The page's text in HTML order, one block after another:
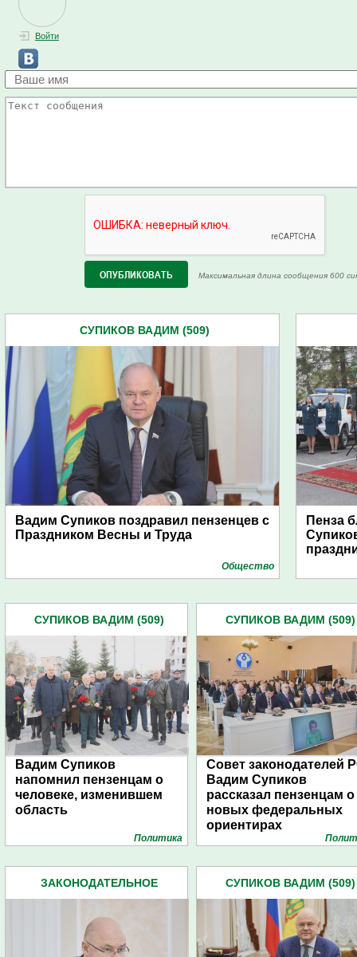
Войти
Максимальная длина сообщения 600
СУПИКОВ ВАДИМ (509)
Вадим Супиков поздравил пензенцев с
Праздником Весны и Труда
Общество
Пенза
СУПИКОВ ВАДИМ (509)
Вадим Супиков
напомнил пензенцам о
человеке, изменившем
область
Политика
СУПИКОВ ВАДИМ (509)
Совет законодателей
Вадим Супиков
рассказал пензенцам о
новых федеральных
ориентирах
ЗАКОНОДАТЕЛЬНОЕ
СУПИКОВ ВАДИМ (509)